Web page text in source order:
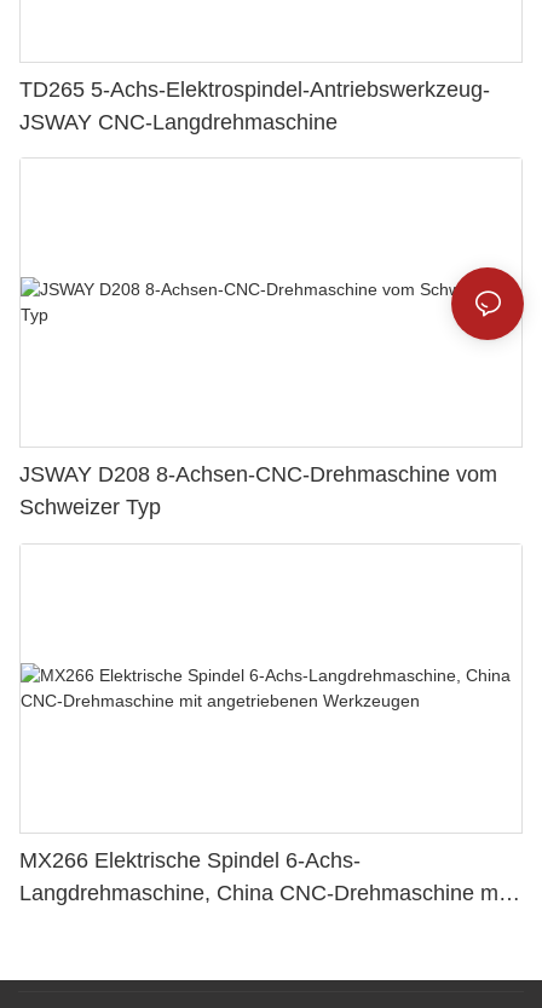
TD265 5-Achs-Elektrospindel-Antriebswerkzeug-
JSWAY CNC-Langdrehmaschine
JSWAY D208 8-Achsen-CNC-Drehmaschine vom
Schweizer Typ
MX266 Elektrische Spindel 6-Achs-
Langdrehmaschine, China CNC-Drehmaschine mit